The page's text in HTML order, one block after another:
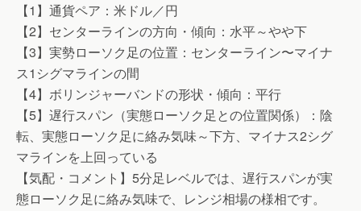
【1】通貨ペア：米ドル／円
【2】センターラインの方向・傾向：水平～やや下
【3】実勢ローソク足の位置：センターライン〜マイナ
ス1シグマラインの間
【4】ボリンジャーバンドの形状・傾向：平行
【5】遅行スパン（実態ローソク足との位置関係）：陰
転、実態ローソク足に絡み気味～下方、マイナス2シグ
マラインを上回っている
【気配・コメント】5分足レベルでは、遅行スパンが実
態ローソク足に絡み気味で、レンジ相場の様相です。